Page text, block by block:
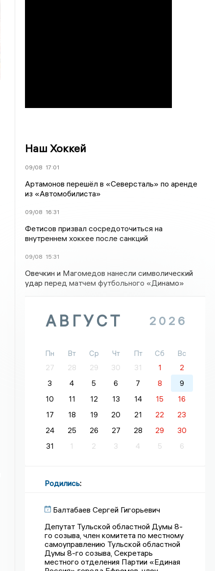
Наш Хоккей
09/08 17:01
Артамонов перешёл в «Северсталь» по аренде
из «Автомобилиста»
09/08 16:31
Фетисов призвал сосредоточиться на
внутреннем хоккее после санкций
09/08 15:31
Овечкин и Магомедов нанесли символический
удар перед матчем футбольного «Динамо»
АВГУСТ 2026
Пн Вт Ср Чт Пт Сб
Вс
27
28 29 30 31 1
2
3
4 5 6 7 8
9
10
11 12 13 14 15
16
17
18 19 20 21 22
23
24
25 26 27 28 29
30
31
1 2 3 4 5 6
Родились:
Балтабаев Сергей Гигорьевич
Депутат Тульской областной Думы 8-
го созыва, член комитета по местному
самоуправлению Тульской областной
Думы 8-го созыва, Секретарь
местного отделения Партии «Единая